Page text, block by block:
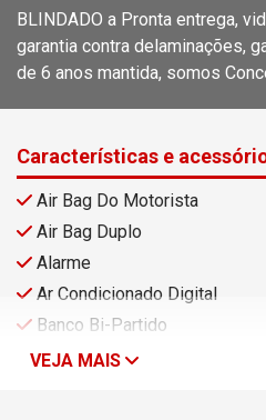
BLINDADO a Pronta entrega,
garantia contra delaminações,
de 6 anos mantida, somos
Características e
Air Bag Do Motorista
Air Bag Duplo
Alarme
Ar Condicionado Digital
Banco Bi-Partido
VEJA MAIS